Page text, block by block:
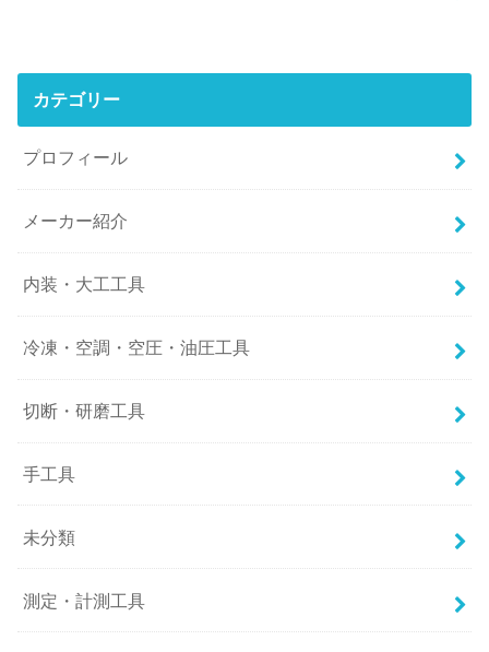
カテゴリー
プロフィール
メーカー紹介
内装・大工工具
冷凍・空調・空圧・油圧工具
切断・研磨工具
手工具
未分類
測定・計測工具